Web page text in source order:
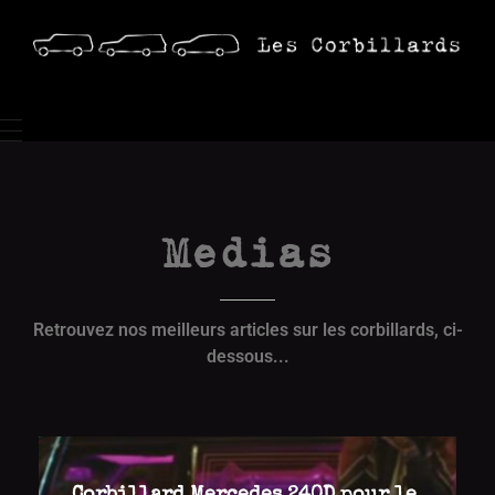
medias
Medias
Retrouvez nos meilleurs articles sur les corbillards, ci-
dessous...